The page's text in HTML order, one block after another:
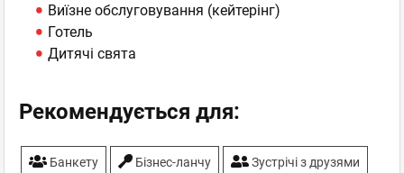
Виїзне обслуговування (кейтерінг)
Готель
Дитячі свята
Рекомендується для:
Банкету Бiзнес-ланчу Зустрічі з друзями